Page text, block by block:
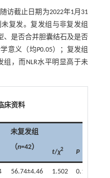
访截止日期为2022年1月31
复发。复发组与非复发组
、是否合并胆囊结石及是否
意义（均P0.05）；复发组
组，而NLR水平明显高于未
床资料
未复发组
（n=42）
t/χ2 P
56.74±4.46 1.502 0.137